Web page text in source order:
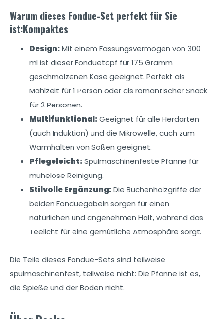
Warum dieses Fondue-Set perfekt für Sie
ist:Kompaktes
Design:Mit einem Fassungsvermögen von 300
ml ist dieser Fonduetopf für 175 Gramm
geschmolzenen Käse geeignet. Perfekt als
Mahlzeit für 1 Person oder als romantischer Snack
für 2 Personen.
Multifunktional:Geeignet für alle Herdarten
(auch Induktion) und die Mikrowelle, auch zum
Warmhalten von Soßen geeignet.
Pflegeleicht:Spülmaschinenfeste Pfanne für
mühelose Reinigung.
Stilvolle Ergänzung:Die Buchenholzgriffe der
beiden Fonduegabeln sorgen für einen
natürlichen und angenehmen Halt, während das
Teelicht für eine gemütliche Atmosphäre sorgt.
Die Teile dieses Fondue-Sets sind teilweise
spülmaschinenfest, teilweise nicht: Die Pfanne ist es,
die Spieße und der Boden nicht.